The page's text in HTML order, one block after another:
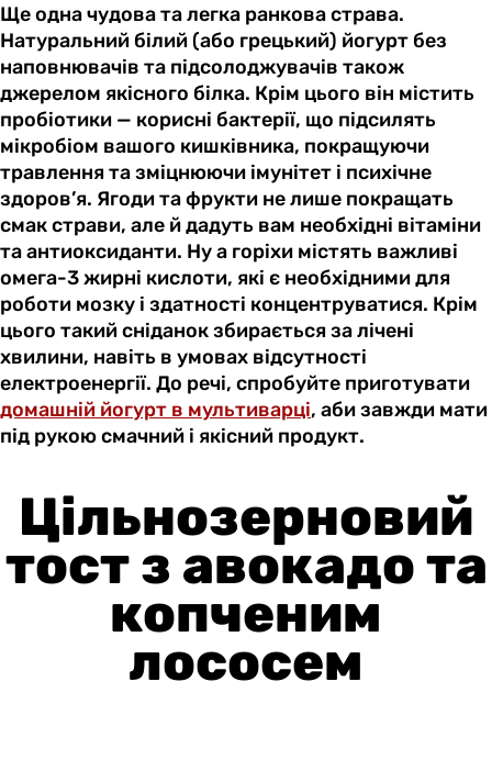
Ще одна чудова та легка ранкова страва.
Натуральний білий (або грецький) йогурт без
наповнювачів та підсолоджувачів також
джерелом якісного білка. Крім цього він містить
пробіотики — корисні бактерії, що підсилять
мікробіом вашого кишківника, покращуючи
травлення та зміцнюючи імунітет і психічне
здоров’я. Ягоди та фрукти не лише покращать
смак страви, але й дадуть вам необхідні вітаміни
та антиоксиданти. Ну а горіхи містять важливі
омега-3 жирні кислоти, які є необхідними для
роботи мозку і здатності концентруватися. Крім
цього такий сніданок збирається за лічені
хвилини, навіть в умовах відсутності
електроенергії. До речі, спробуйте приготувати
домашній йогурт в мультиварці, аби завжди мати
під рукою смачний і якісний продукт.
Цільнозерновий
тост з авокадо та
копченим
лососем